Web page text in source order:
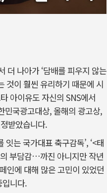
더 나아가 ‘담배를 피우지 않는
것이 훨씬 유리하기 때문에 시
아이유도 자신의 SNS에서
민국광고대상, 올해의 광고상,
받았습니다.
는 국가대표 축구감독’, ‘<태
의 부담감…까진 아니지만 작년
인에 대해 많은 고민이 있었던
니다.